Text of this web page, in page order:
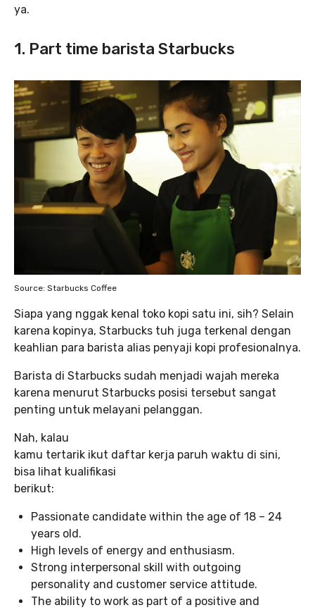
ya.
1. Part time barista Starbucks
Source: Starbucks Coffee
Siapa yang nggak kenal toko kopi satu ini, sih? Selain
karena kopinya, Starbucks tuh juga terkenal dengan
keahlian para barista alias penyaji kopi profesionalnya.
Barista di Starbucks sudah menjadi wajah mereka
karena menurut Starbucks posisi tersebut sangat
penting untuk melayani pelanggan.
Nah, kalau
kamu tertarik ikut daftar kerja paruh waktu di sini,
bisa lihat kualifikasi
berikut:
Passionate candidate within the age of 18 – 24
years old.
High levels of energy and enthusiasm.
Strong interpersonal skill with outgoing
personality and customer service attitude.
The ability to work as part of a positive and